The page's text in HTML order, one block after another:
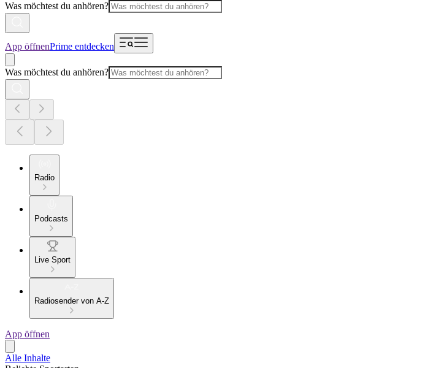
Was möchtest du anhören?
App öffnenPrime entdecken
Was möchtest du anhören?
Radio
Podcasts
Live Sport
Radiosender von A-Z
App öffnen
Alle Inhalte